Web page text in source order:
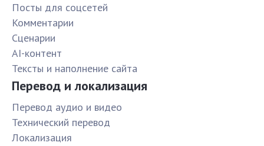
Посты для соцсетей
Комментарии
Сценарии
AI-контент
Тексты и наполнение сайта
Перевод и локализация
Перевод аудио и видео
Технический перевод
Локализация